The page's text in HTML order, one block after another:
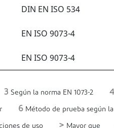
DIN EN ISO 534
EN ISO 9073-4
EN ISO 9073-4
3 Según la norma EN 1073-2 4
6 Método de prueba según
de uso > Mayor que